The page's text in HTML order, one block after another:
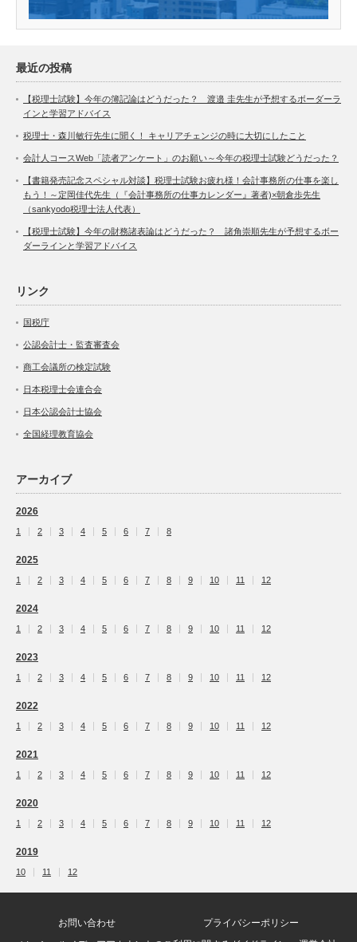
最近の投稿
【税理士試験】今年の簿記論はどうだった？ 渡邉 圭先生が予想するボーダーラ
インと学習アドバイス
税理士・森川敏行先生に聞く！ キャリアチェンジの時に大切にしたこと
会計人コースWeb「読者アンケート」のお願い～今年の税理士試験どうだった？
【書籍発売記念スペシャル対談】税理士試験お疲れ様！会計事務所の仕事を楽し
もう！～定岡佳代先生（『会計事務所の仕事カレンダー』著者)×朝倉歩先生
（sankyodo税理士法人代表）
【税理士試験】今年の財務諸表論はどうだった？ 諸角崇順先生が予想するボー
ダーラインと学習アドバイス
リンク
国税庁
公認会計士・監査審査会
商工会議所の検定試験
日本税理士会連合会
日本公認会計士協会
全国経理教育協会
アーカイブ
2026
1 2 3 4 5 6 7 8
2025
1 2 3 4 5 6 7 8 9 10 11 12
2024
1 2 3 4 5 6 7 8 9 10 11 12
2023
1 2 3 4 5 6 7 8 9 10 11 12
2022
1 2 3 4 5 6 7 8 9 10 11 12
2021
1 2 3 4 5 6 7 8 9 10 11 12
2020
1 2 3 4 5 6 7 8 9 10 11 12
2019
10 11 12
お問い合わせ
プライバシーポリシー